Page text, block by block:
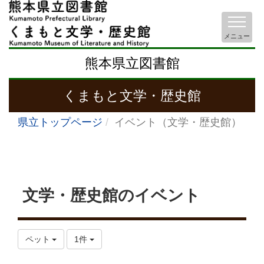
熊本県立図書館
くまもと文学・歴史館
メニュー
県立トップページ イベント（文学・歴史館）
文学・歴史館のイベント
ペット 1件